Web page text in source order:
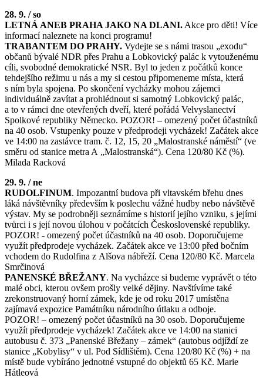
28. 9. / so
LETNÁ ANEB PRAHA JAKO NA DLANI. Akce pro děti! Více
informací naleznete na konci programu!
TRABANTEM DO PRAHY. Vydejte se s námi trasou „exodu“
občanů bývalé NDR přes Prahu a Lobkovický palác k vytouženému
cíli, svobodné demokratické NSR. Byl to jeden z počátků konce
tehdejšího režimu u nás a my si cestou připomeneme místa, která
s ním byla spojena. Po skončení vycházky mohou zájemci
individuálně zavítat a prohlédnout si samotný Lobkovický palác,
a to v rámci dne otevřených dveří, které pořádá Velvyslanectví
Spolkové republiky Německo. POZOR! – omezený počet účastníků
na 40 osob. Vstupenky pouze v předprodeji vycházek! Začátek akce
ve 14:00 na zastávce tram. č. 12, 15, 20 „Malostranské náměstí“ (ve
směru od stanice metra A „Malostranská“). Cena 120/80 Kč (%).
Milada Racková
29. 9. / ne
RUDOLFINUM. Impozantní budova při vltavském břehu dnes
láká návštěvníky především k poslechu vážné hudby nebo návštěvě
výstav. My se podrobněji seznámíme s historií jejího vzniku, s jejími
tvůrci i s její novou úlohou v počátcích Československé republiky.
POZOR! - omezený počet účastníků na 40 osob. Doporučujeme
využít předprodeje vycházek. Začátek akce ve 13:00 před bočním
vchodem do Rudolfina z Alšova nábřeží. Cena 120/80 Kč. Marcela
Smrčinová
PANENSKÉ BŘEŽANY. Na vycházce si budeme vyprávět o této
malé obci, kterou ovšem prošly velké dějiny. Navštívíme také
zrekonstruovaný horní zámek, kde je od roku 2017 umístěna
zajímavá expozice Památníku národního útlaku a odboje.
POZOR! – omezený počet účastníků na 30 osob. Doporučujeme
využít předprodeje vycházek! Začátek akce ve 14:00 na stanici
autobusu č. 373 „Panenské Břežany – zámek“ (autobus odjíždí ze
stanice „Kobylisy“ v ul. Pod Sídlištěm). Cena 120/80 Kč (%) + na
místě bude vybíráno jednotné vstupné do objektů 65 Kč. Marie
Hátleová